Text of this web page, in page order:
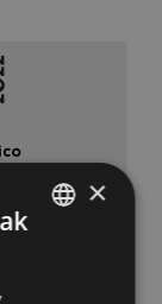
×